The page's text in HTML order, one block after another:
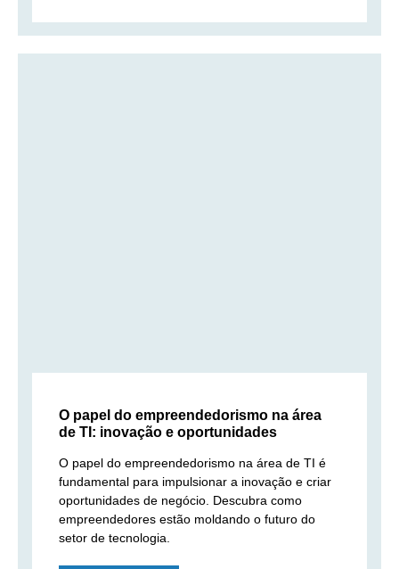
O papel do empreendedorismo na área
de TI: inovação e oportunidades
O papel do empreendedorismo na área de TI é
fundamental para impulsionar a inovação e criar
oportunidades de negócio. Descubra como
empreendedores estão moldando o futuro do
setor de tecnologia.